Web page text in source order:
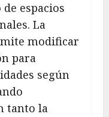
espacios
La
modificar
para
según
tanto la